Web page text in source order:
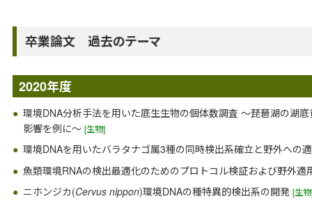
卒業論文 過去のテーマ
2020年度
環境DNA分析手法を用いた底生生物の個体数調査 〜琵琶湖の湖
影響を例に〜[生物]
環境DNAを用いたバラタナゴ属3種の同時検出系確立と野外への
魚類環境RNAの検出最適化のためのプロトコル検証および野外適
ニホンジカ(Cervus nippon)環境DNAの種特異的検出系の開発[生